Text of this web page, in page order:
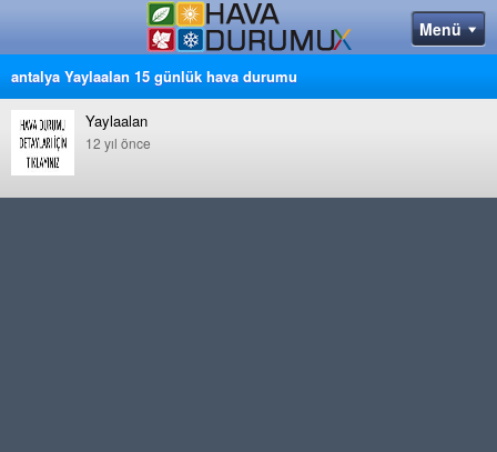
antalya Yaylaalan 15 günlük hava durumu
Yaylaalan
12 yıl önce